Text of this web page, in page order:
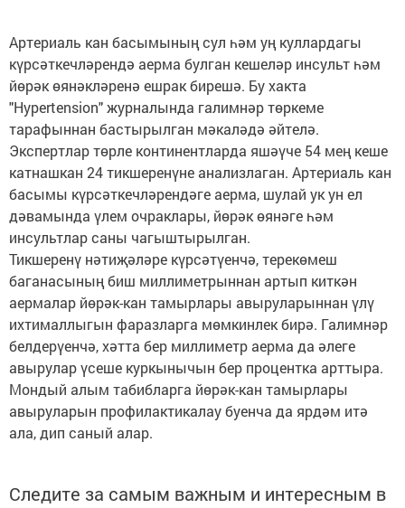
Артериаль кан басымының сул һәм уң куллардагы
күрсәткечләрендә аерма булган кешеләр инсульт һәм
йөрәк өянәкләренә ешрак бирешә. Бу хакта
"Hypertension" журналында галимнәр төркеме
тарафыннан бастырылган мәкаләдә әйтелә.
Экспертлар төрле континентларда яшәүче 54 мең кеше
катнашкан 24 тикшеренүне анализлаган. Артериаль кан
басымы күрсәткечләрендәге аерма, шулай ук ун ел
дәвамында үлем очраклары, йөрәк өянәге һәм
инсультлар саны чагыштырылган.
Тикшеренү нәтиҗәләре күрсәтүенчә, терекөмеш
баганасының биш миллиметрыннан артып киткән
аермалар йөрәк-кан тамырлары авыруларыннан үлү
ихтималлыгын фаразларга мөмкинлек бирә. Галимнәр
белдерүенчә, хәтта бер миллиметр аерма да әлеге
авырулар үсеше куркынычын бер процентка арттыра.
Мондый алым табибларга йөрәк-кан тамырлары
авыруларын профилактикалау буенча да ярдәм итә
ала, дип саный алар.
Следите за самым важным и интересным в